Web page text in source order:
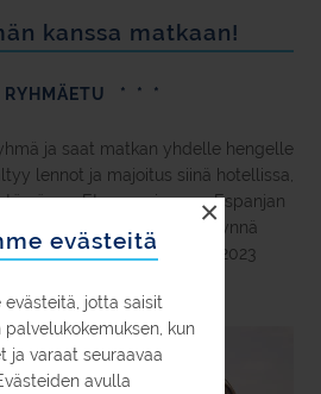
evästeitä
evästeitä, jotta saisit
kun
ja varaat seuraavaa
avulla
×
kanssa matkaan!
* * *
ja saat matkan yhdelle hengelle
lennot ja majoitus siinä hotellissa,
yöpyy. Etu on voimassa Espanjan
Pyydä tarjous ja hyödynnä
ei ole voimassa elokuun 2023